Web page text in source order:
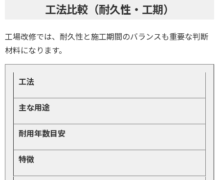
工法比較（耐久性・工期）
工場改修では、耐久性と施工期間のバランスも重要な判断
材料になります。
工法
主な用途
耐用年数目安
特徴